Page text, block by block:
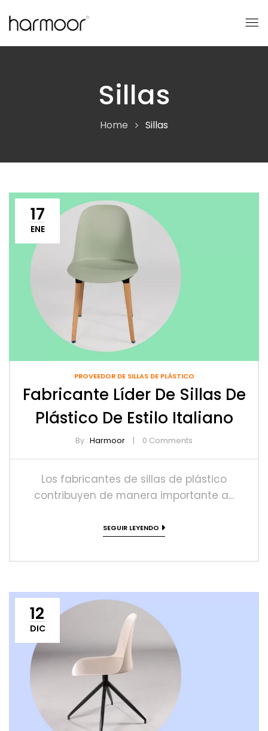
Sillas
Home Sillas
17
ENE
PROVEEDOR DE SILLAS DE PLÁSTICO
Fabricante Líder De Sillas De
Plástico De Estilo Italiano
By : Harmoor 0 Comments
Los fabricantes de sillas de plástico
contribuyen de manera importante a...
SEGUIR LEYENDO
12
DIC